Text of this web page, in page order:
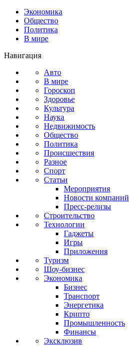
Экономика
Общество
Политика
В мире
Навигация
Авто
В мире
Гороскоп
Здоровье
Культура
Наука
Недвижимость
Общество
Политика
Происшествия
Разное
Спорт
Статьи
Мероприятия
Новости компаний
Пресс-релизы
Строительство
Технологии
Гаджеты
Игры
Приложения
Туризм
Шоу-бизнес
Экономика
Бизнес
Транспорт
Энергетика
Крипто
Промышленность
Финансы
Эксклюзив